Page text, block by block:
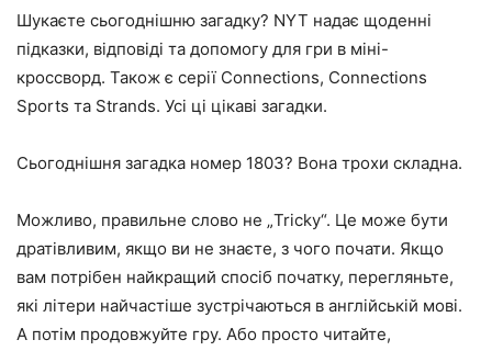
Шукаєте сьогоднішню загадку? NYT надає щоденні
підказки, відповіді та допомогу для гри в міні-
кроссворд. Також є серії Connections, Connections
Sports та Strands. Усі ці цікаві загадки.
Сьогоднішня загадка номер 1803? Вона трохи складна.
Можливо, правильне слово не „Tricky“. Це може бути
дратівливим, якщо ви не знаєте, з чого почати. Якщо
вам потрібен найкращий спосіб початку, перегляньте,
які літери найчастіше зустрічаються в англійській мові.
А потім продовжуйте гру. Або просто читайте,